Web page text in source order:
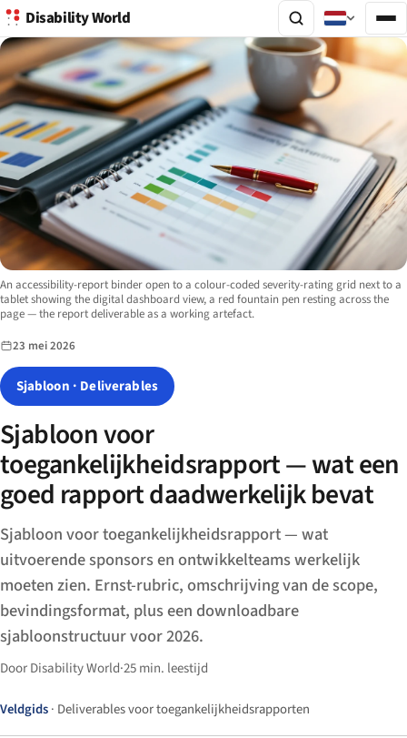
Disability World
Image description:
An accessibility-report binder open to a colour-coded severity-rating grid next to a
tablet showing the digital dashboard view, a red fountain pen resting across the
page — the report deliverable as a working artefact.
23 mei 2026
Sjabloon · Deliverables
Sjabloon voor
toegankelijkheidsrapport — wat een
goed rapport daadwerkelijk bevat
Sjabloon voor toegankelijkheidsrapport — wat
uitvoerende sponsors en ontwikkelteams werkelijk
moeten zien. Ernst-rubric, omschrijving van de scope,
bevindingsformat, plus een downloadbare
sjabloonstructuur voor 2026.
Door Disability World·25 min. leestijd
Veldgids· Deliverables voor toegankelijkheidsrapporten